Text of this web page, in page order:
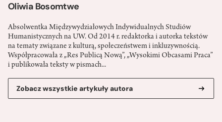
Oliwia Bosomtwe
Absolwentka Międzywydziałowych Indywidualnych Studiów
Humanistycznych na UW. Od 2014 r. redaktorka i autorka tekstów
na tematy związane z kulturą, społeczeństwem i inkluzywnością.
Współpracowała z „Res Publicą Nową”, „Wysokimi Obcasami Praca”
i publikowała teksty w pismach...
Zobacz wszystkie artykuły autora